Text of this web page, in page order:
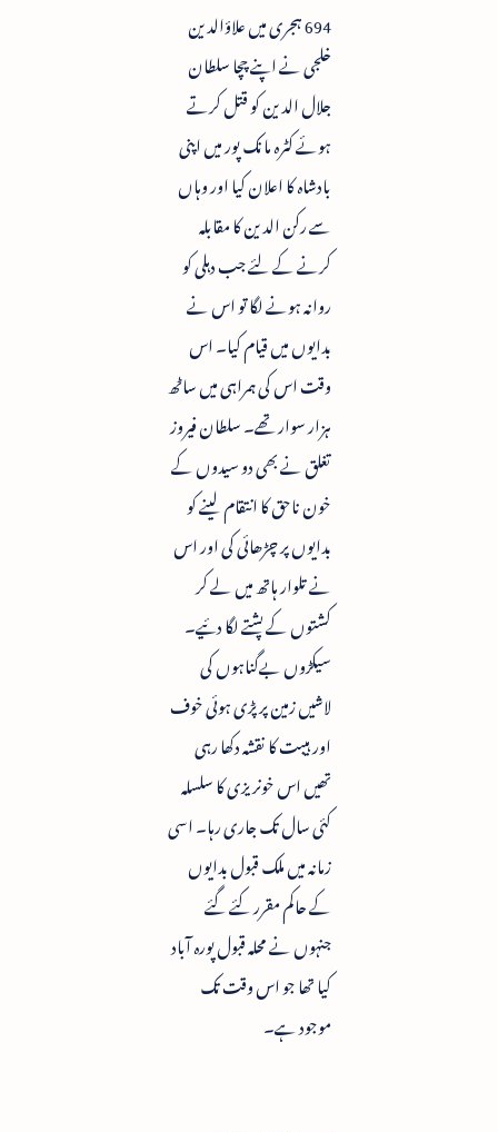
694 ہجری میں علاؤالدین
خلجی نے اپنے چچا سلطان
جلال الدین کو قتل کرتے
ہوئے کٹرہ مانک پور میں اپنی
بادشاہ کا اعلان کیا اور وہاں
سے رکن الدین کا مقابلہ
کرنے کے لئے جب دہلی کو
روانہ ہونے لگا تو اس نے
بدایوں میں قیام کیا۔ اس
وقت اس کی ہمراہی میں ساٹھ
ہزار سوار تھے۔ سلطان فیروز
تغلق نے بھی دو سیدوں کے
خون ناحق کا انتقام لینے کو
بدایوں پر چڑھائی کی اور اس
نے تلوار ہاتھ میں لے کر
کشتوں کے پشتے لگا دئیے۔
سیکڑوں بےگناہوں کی
لاشیں زمین پر پڑی ہوئی خوف
اور ہیبت کا نقشہ دکھا رہی
تھیں اس خونریزی کا سلسلہ
کئی سال تک جاری رہا۔ اسی
زمانہ میں ملک قبول بدایوں
کے حاکم مقرر کئے گئے
جنہوں نے محلہ قبول پورہ آباد
کیا تھا جو اس وقت تک
موجود ہے۔